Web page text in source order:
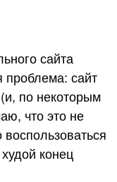
сайта
проблема: сайт
по некоторым
что это не
конец